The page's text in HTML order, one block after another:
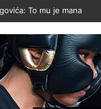
nitko ne bi znao za tebe!